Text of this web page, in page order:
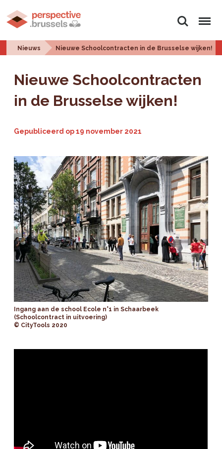
Zoeken Menu
Nieuws Nieuwe Schoolcontracten in de Brusselse wijken!
Nieuwe Schoolcontracten
in de Brusselse wijken!
Gepubliceerd op19 november 2021
Ingang aan de school Ecole n°1 in Schaarbeek
(Schoolcontract in uitvoering)
© CityTools 2020